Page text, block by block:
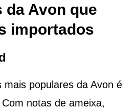
da Avon que
importados
mais populares da Avon é
notas de ameixa,